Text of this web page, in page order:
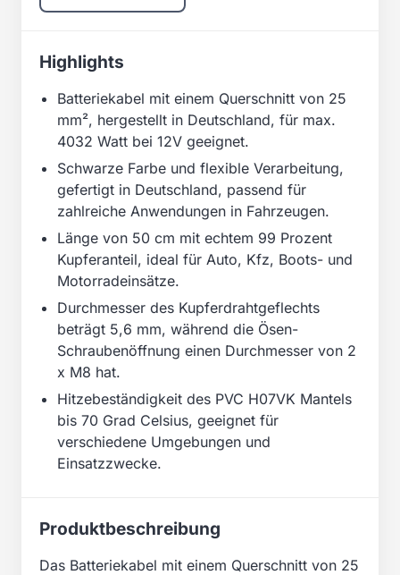
Highlights
Batteriekabel mit einem Querschnitt von 25
mm², hergestellt in Deutschland, für max.
4032 Watt bei 12V geeignet.
Schwarze Farbe und flexible Verarbeitung,
gefertigt in Deutschland, passend für
zahlreiche Anwendungen in Fahrzeugen.
Länge von 50 cm mit echtem 99 Prozent
Kupferanteil, ideal für Auto, Kfz, Boots- und
Motorradeinsätze.
Durchmesser des Kupferdrahtgeflechts
beträgt 5,6 mm, während die Ösen-
Schraubenöffnung einen Durchmesser von 2
x M8 hat.
Hitzebeständigkeit des PVC H07VK Mantels
bis 70 Grad Celsius, geeignet für
verschiedene Umgebungen und
Einsatzzwecke.
Produktbeschreibung
Das Batteriekabel mit einem Querschnitt von 25